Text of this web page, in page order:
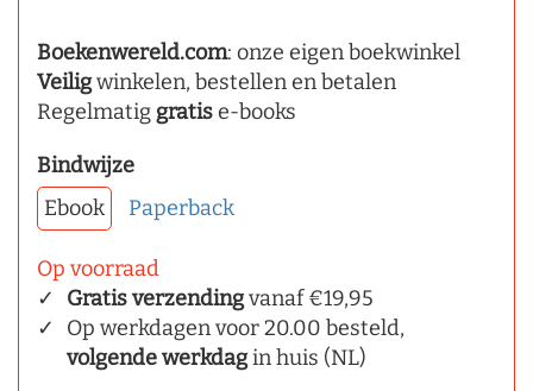
Boekenwereld.com: onze eigen boekwinkel
Veiligwinkelen, bestellen en betalen
Regelmatig gratise-books
Bindwijze
Ebook
Paperback
Op voorraad
Gratis verzendingvanaf €19,95
Op werkdagen voor 20.00 besteld,
volgende werkdagin huis (NL)